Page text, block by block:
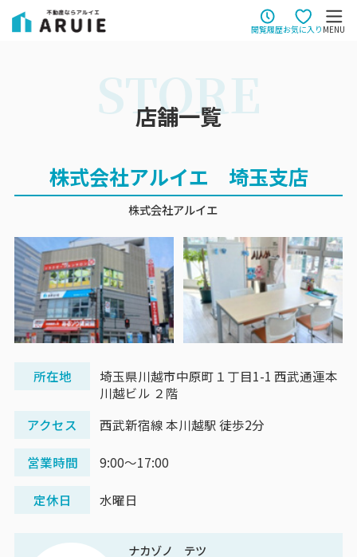
閲覧履歴お気に入り MENU
STORE
店舗一覧
株式会社アルイエ 埼玉支店
株式会社アルイエ
所在地
埼玉県川越市中原町１丁目1-1 西武通運本
川越ビル ２階
アクセス
西武新宿線 本川越駅 徒歩2分
営業時間 9:00～17:00
定休日 水曜日
ナカゾノ テツ